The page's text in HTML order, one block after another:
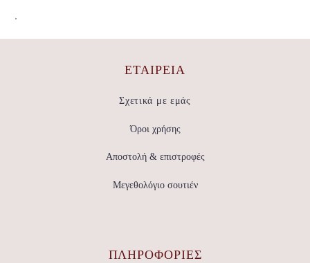
.
ΕΤΑΙΡΕΊΑ
Σχετικά με εμάς
Όροι χρήσης
Αποστολή & επιστροφές
Μεγεθολόγιο σουτιέν
ΠΛΗΡΟΦΟΡΙΕΣ